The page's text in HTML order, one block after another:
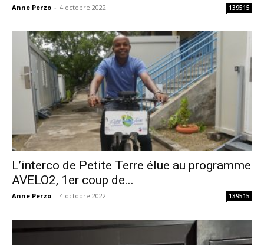
Anne Perzo - 4 octobre 2022 139515
L’interco de Petite Terre élue au programme
AVELO2, 1er coup de...
Anne Perzo - 4 octobre 2022 139515